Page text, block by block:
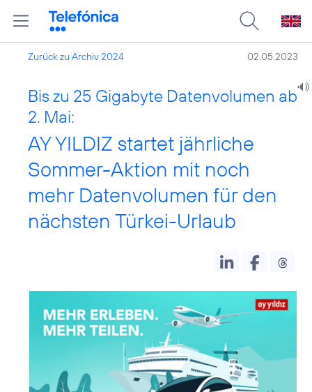
Zurück zu Archiv 2024 02.05.2023
Bis zu 25 Gigabyte Datenvolumen ab
2. Mai:
AY YILDIZ startet jährliche
Sommer-Aktion mit noch
mehr Datenvolumen für den
nächsten Türkei-Urlaub